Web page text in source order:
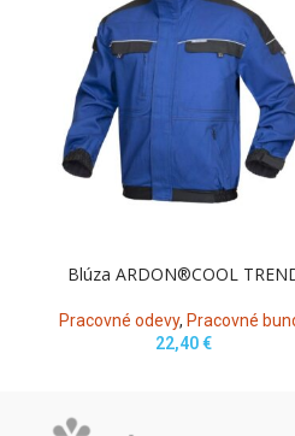
Blúza ARDON®COOL
Pracovné odevy, Pracovné
22,40€